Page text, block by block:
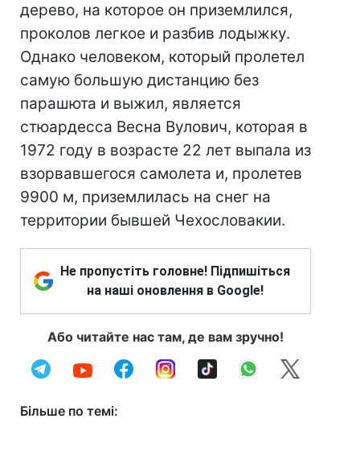
дерево, на которое он приземлился,
проколов легкое и разбив лодыжку.
Однако человеком, который пролетел
самую большую дистанцию без
парашюта и выжил, является
стюардесса Весна Вулович, которая в
1972 году в возрасте 22 лет выпала из
взорвавшегося самолета и, пролетев
9900 м, приземлилась на снег на
территории бывшей Чехословакии.
Не пропустіть головне! Підпишіться
на наші оновлення в Google!
Або читайте нас там, де вам зручно!
Більше по темі: